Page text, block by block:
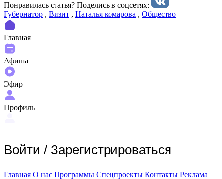
Понравилась статья? Поделиcь в соцсетях:
Губернатор , Визит , Наталья комарова , Общество
Главная
Афиша
Эфир
Профиль
Войти / Зарегистрироваться
Главная О нас Программы Спецпроекты Контакты Реклама